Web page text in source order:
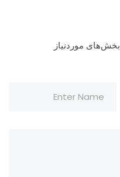
بخش‌های موردنیاز